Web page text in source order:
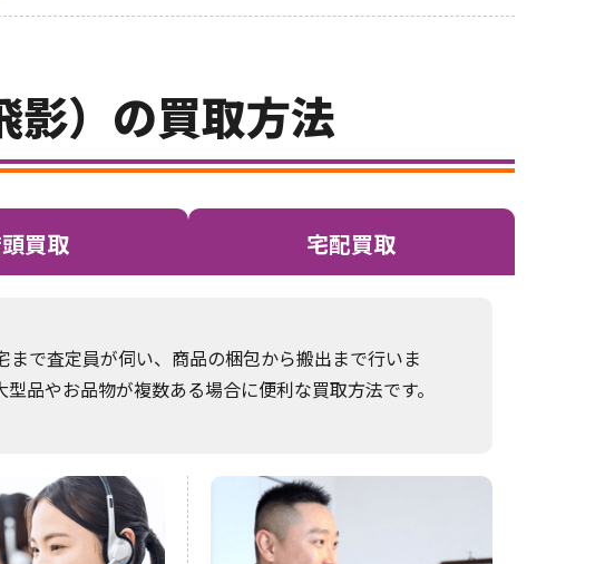
影）の買取方法
買取 宅配買取
まで査定員が伺い、商品の梱包から搬出まで行いま
型品やお品物が複数ある場合に便利な買取方法です。